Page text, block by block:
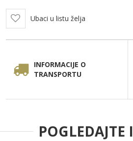
Ubaci u listu želja
INFORMACIJE O
TRANSPORTU
POGLEDAJTE